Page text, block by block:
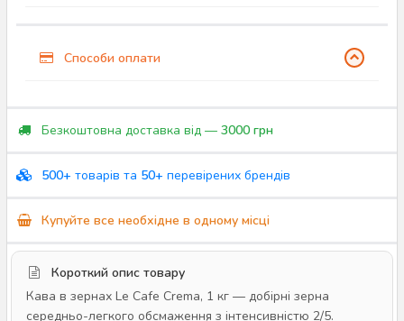
Способи оплати
Безкоштовна доставка від — 3000 грн
500+ товарів та 50+ перевірених брендів
Купуйте все необхідне в одному місці
Короткий опис товару
Кава в зернах Le Cafe Crema, 1 кг — добірні зерна
середньо-легкого обсмаження з інтенсивністю 2/5.